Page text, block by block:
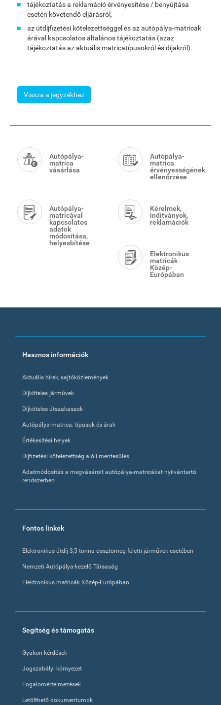
tájékoztatás a reklamáció érvényesítése / benyújtása
esetén követendő eljárásról,
az útdíjfizetési kötelezettséggel és az autópálya-matricák
árával kapcsolatos általános tájékoztatás (azaz
tájékoztatás az aktuális matricatípusokról és díjakról).
Vissza a jegyzékhez
Menu
Autópálya-
matrica
vásárlása
Autópálya-
matrica
érvényességének
ellenőrzése
Autópálya-
matricával
kapcsolatos
adatok
módosítása,
helyesbítése
Kérelmek,
indítványok,
reklamációk
Elektronikus
matricák
Közép-
Európában
Footer
Hasznos információk
Aktuális hírek, sajtóközlemények
Díjköteles járművek
Díjköteles útszakaszok
Autópálya-matrica: típusok és árak
Értékesítési helyek
Díjfizetési kötelezettség alóli mentesülés
Adatmódosítás a megvásárolt autópálya-matricákat nyilvántartó
rendszerben
Fontos linkek
Elektronikus útdíj 3,5 tonna össztömeg feletti járművek esetében
Nemzeti Autópálya-kezelő Társaság
Elektronikus matricák Közép-Európában
Segítség és támogatás
Gyakori kérdések
Jogszabályi környezet
Fogalomértelmezések
Letölthető dokumentumok